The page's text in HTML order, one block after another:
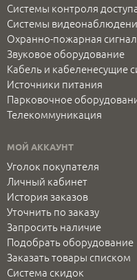
Системы контроля
Системы
Охранно-пожарная
Звуковое оборудование
Кабель и кабеленесущие
Источники питания
Парковочное
Телекоммуникация
МОЙ АККАУНТ
Уголок покупателя
Личный кабинет
История заказов
Уточнить по заказу
Запросить наличие
Подобрать оборудование
Заказать товары списком
Система скидок